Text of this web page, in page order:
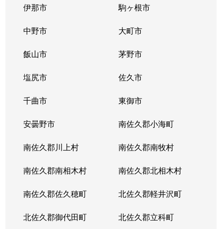
伊那市 駒ヶ根市
中野市 大町市
飯山市 茅野市
塩尻市 佐久市
千曲市 東御市
安曇野市 南佐久郡小海町
南佐久郡川上村 南佐久郡南牧村
南佐久郡南相木村 南佐久郡北相木村
南佐久郡佐久穂町 北佐久郡軽井沢町
北佐久郡御代田町 北佐久郡立科町